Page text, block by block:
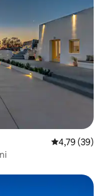
Średnia
4,79 (39)